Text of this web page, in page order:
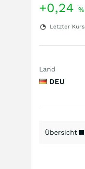
+0,24 %
Letzter Kurs
Land
DEU
Übersicht